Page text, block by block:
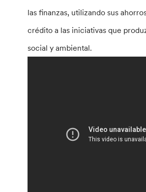
las finanzas, utilizando sus
crédito a las iniciativas que
social y ambiental.